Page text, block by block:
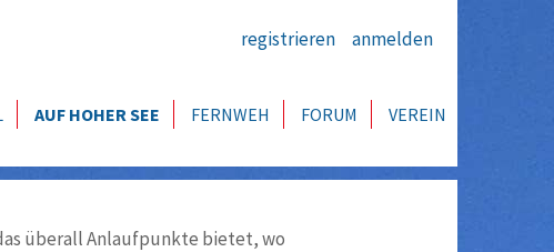
registrieren anmelden
AUF HOHER SEE FERNWEH FORUM VEREIN
überall Anlaufpunkte bietet, wo